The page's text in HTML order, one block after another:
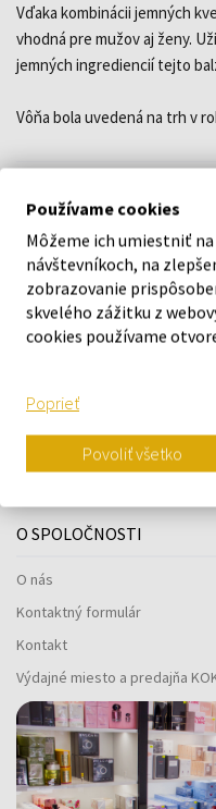
Vďaka kombinácii jemných
vhodná pre mužov aj ženy.
jemných ingrediencií tejto
Vôňa bola uvedená na trh v
O ZNAČKE
O SPOLOČNOSTI
O nás
Kontaktný formulár
Kontakt
Výdajné miesto a predajňa
Používame cookies
Môžeme ich umiestniť
návštevníkoch, na
zobrazovanie
skvelého zážitku z
cookies používame
Poprieť
Povoliť všetko